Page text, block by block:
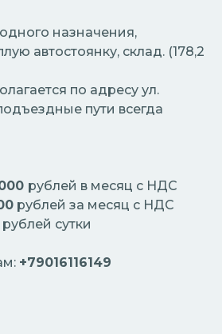
назначения,
автостоянку, склад. (178,2
по адресу ул.
пути всегда
рублей в месяц с НДС
рублей за месяц с НДС
рублей сутки
+79016116149